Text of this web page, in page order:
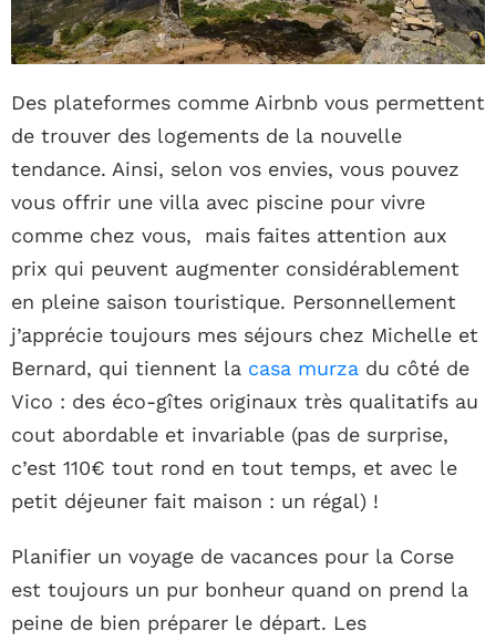
Des plateformes comme Airbnb vous permettent
de trouver des logements de la nouvelle
tendance. Ainsi, selon vos envies, vous pouvez
vous offrir une villa avec piscine pour vivre
comme chez vous, mais faites attention aux
prix qui peuvent augmenter considérablement
en pleine saison touristique. Personnellement
j’apprécie toujours mes séjours chez Michelle et
Bernard, qui tiennent la casa murza du côté de
Vico : des éco-gîtes originaux très qualitatifs au
cout abordable et invariable (pas de surprise,
c’est 110€ tout rond en tout temps, et avec le
petit déjeuner fait maison : un régal) !
Planifier un voyage de vacances pour la Corse
est toujours un pur bonheur quand on prend la
peine de bien préparer le départ. Les